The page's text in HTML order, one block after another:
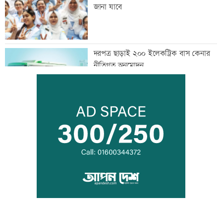
জানা যাবে
দরপত্র ছাড়াই ২০০ ইলেকট্রিক বাস কেনার
নীতিগত অনুমোদন
তনু হত্যার আসামি সাবেক সেনাসদস্য
হাফিজুরকে আত্মসমর্পণের নির্দেশ
দুদকের মামলায় ঢাকা ব্যাংকের ৪ কর্মকর্তার
কারাদণ্ড